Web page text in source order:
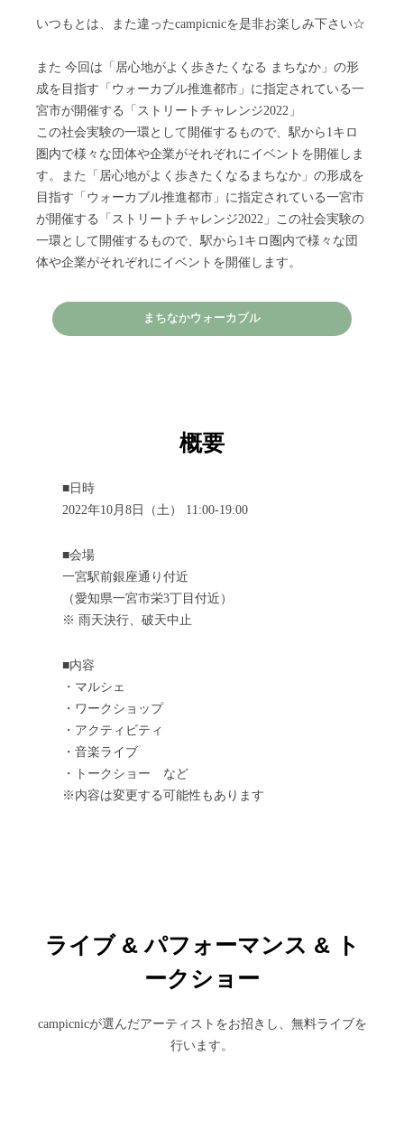
いつもとは、また違ったcampicnicを是非お楽しみ下さい☆
また 今回は「居心地がよく歩きたくなる まちなか」の形
成を目指す「ウォーカブル推進都市」に指定されている一
宮市が開催する「ストリートチャレンジ2022」
この社会実験の一環として開催するもので、駅から1キロ
圏内で様々な団体や企業がそれぞれにイベントを開催しま
す。また「居心地がよく歩きたくなるまちなか」の形成を
目指す「ウォーカブル推進都市」に指定されている一宮市
が開催する「ストリートチャレンジ2022」この社会実験の
一環として開催するもので、駅から1キロ圏内で様々な団
体や企業がそれぞれにイベントを開催します。
まちなかウォーカブル
概要
■日時
2022年10月8日（土） 11:00-19:00
■会場
一宮駅前銀座通り付近
（愛知県一宮市栄3丁目付近）
※ 雨天決行、破天中止
■内容
・マルシェ
・ワークショップ
・アクティビティ
・音楽ライブ
・トークショー など
※内容は変更する可能性もあります
ライブ & パフォーマンス & ト
ークショー
campicnicが選んだアーティストをお招きし、無料ライブを
行います。